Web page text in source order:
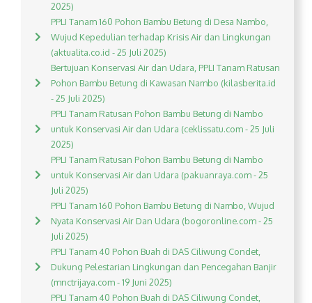
2025)
PPLI Tanam 160 Pohon Bambu Betung di Desa Nambo,
Wujud Kepedulian terhadap Krisis Air dan Lingkungan
(aktualita.co.id - 25 Juli 2025)
Bertujuan Konservasi Air dan Udara, PPLI Tanam Ratusan
Pohon Bambu Betung di Kawasan Nambo (kilasberita.id
- 25 Juli 2025)
PPLI Tanam Ratusan Pohon Bambu Betung di Nambo
untuk Konservasi Air dan Udara (ceklissatu.com - 25 Juli
2025)
PPLI Tanam Ratusan Pohon Bambu Betung di Nambo
untuk Konservasi Air dan Udara (pakuanraya.com - 25
Juli 2025)
PPLI Tanam 160 Pohon Bambu Betung di Nambo, Wujud
Nyata Konservasi Air Dan Udara (bogoronline.com - 25
Juli 2025)
PPLI Tanam 40 Pohon Buah di DAS Ciliwung Condet,
Dukung Pelestarian Lingkungan dan Pencegahan Banjir
(mnctrijaya.com - 19 Juni 2025)
PPLI Tanam 40 Pohon Buah di DAS Ciliwung Condet,